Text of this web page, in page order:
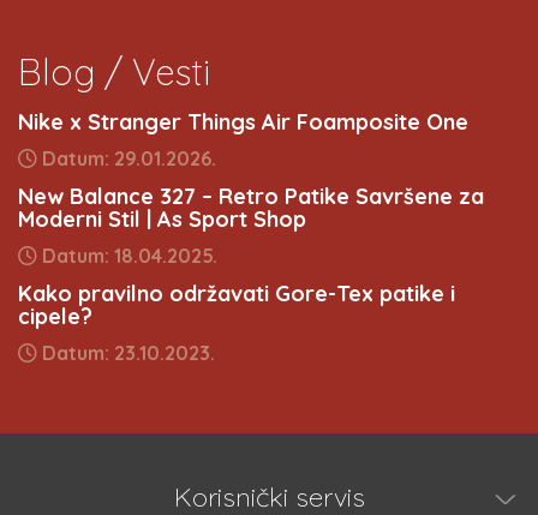
Blog / Vesti
Nike x Stranger Things Air Foamposite One
Datum: 29.01.2026.
New Balance 327 – Retro Patike Savršene za
Moderni Stil | As Sport Shop
Datum: 18.04.2025.
Kako pravilno održavati Gore-Tex patike i
cipele?
Datum: 23.10.2023.
Korisnički servis